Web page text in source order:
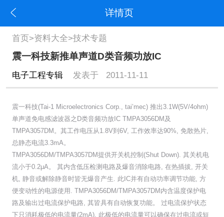
详情页
首页>资料大全>技术专题
震一科技新推单声道D类音频功放IC
电子工程专辑发表于 2011-11-11
震一科技(Tai-1 Microelectronics Corp., tai’mec) 推出3.1W(5V/4ohm)
单声道免电感滤波器之D类音频功放IC TMPA3056DM及
TMPA3057DM。其工作电压从1.8V到6V, 工作效率达90%, 免散热片,
总静态电流3.3mA。
TMPA3056DM/TMPA3057DM提供开关机控制(Shut Down). 其关机电
流小于0.2μA。 其内含低压检测电路及爆音消除电路, 在热插拔, 开关
机, 静音或解除静音时皆无爆音产生. 此IC并有自动功率调节功能, 方
便变动性的电源使用. TMPA3056DM/TMPA3057DM内含温度保护电
路及输出过电流保护电路, 其皆具有自动恢复功能。 过电流保护状态
下只消耗极低的电流量(2mA), 此极低的电流量可以确保在过电流或短